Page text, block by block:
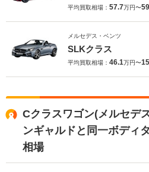
平均買取相場： 57.7万円〜
メルセデス・ベンツ
SLKクラス
平均買取相場： 46.1万円〜
Cクラスワゴン(メルセデ
ンギャルドと同一ボディ
相場